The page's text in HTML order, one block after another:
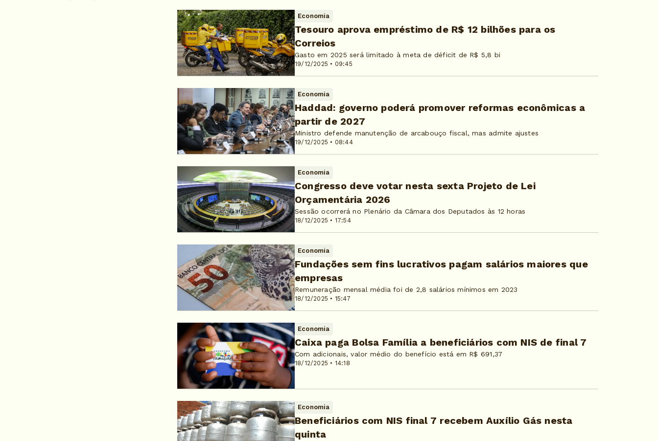
Economia
19/12/2025 • 09:45
Tesouro aprova empréstimo de R$ 12 bilhões para os
Correios
Gasto em 2025 será limitado à meta de déficit de R$ 5,8 bi
Economia
19/12/2025 • 08:44
Haddad: governo poderá promover reformas econômicas a
partir de 2027
Ministro defende manutenção de arcabouço fiscal, mas admite ajustes
Economia
18/12/2025 • 17:54
Congresso deve votar nesta sexta Projeto de Lei
Orçamentária 2026
Sessão ocorrerá no Plenário da Câmara dos Deputados às 12 horas
Economia
18/12/2025 • 15:47
Fundações sem fins lucrativos pagam salários maiores que
empresas
Remuneração mensal média foi de 2,8 salários mínimos em 2023
Economia
18/12/2025 • 14:18
Caixa paga Bolsa Família a beneficiários com NIS de final 7
Com adicionais, valor médio do benefício está em R$ 691,37
Economia
Beneficiários com NIS final 7 recebem Auxílio Gás nesta
quinta